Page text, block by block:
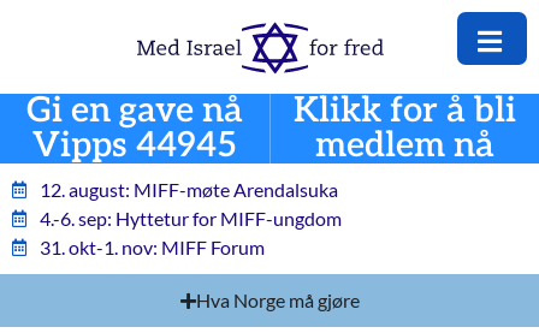
Gi en gave nå
Vipps 44945
Klikk for å bli
medlem nå
12. august: MIFF-møte Arendalsuka
4.-6. sep: Hyttetur for MIFF-ungdom
31. okt-1. nov: MIFF Forum
Hva Norge må gjøre